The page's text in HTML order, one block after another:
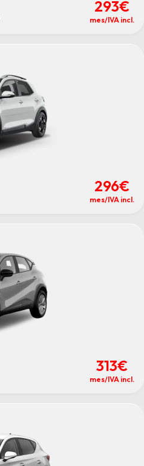
293€
mes/IVA incl.
296€
mes/IVA incl.
313€
mes/IVA incl.